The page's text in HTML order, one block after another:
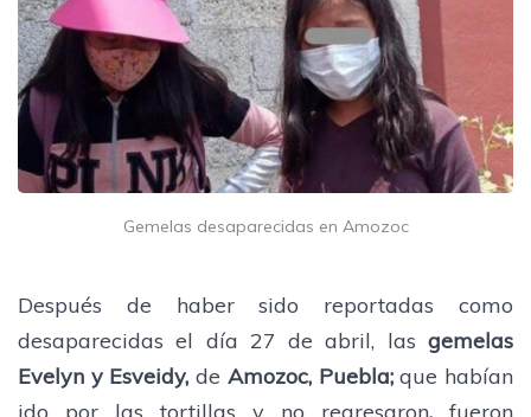
Gemelas desaparecidas en Amozoc
Después de haber sido reportadas como
desaparecidas el día 27 de abril, las gemelas
Evelyn y Esveidy,de Amozoc, Puebla;que habían